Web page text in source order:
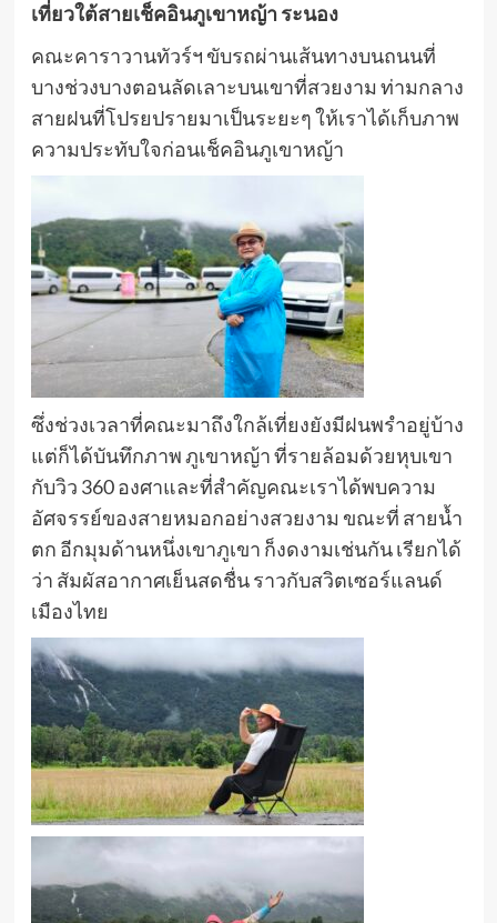
เที่ยวใต้สายเช็คอินภูเขาหญ้า ระนอง
คณะคาราวานทัวร์ฯ ขับรถผ่านเส้นทางบนถนนที่
บางช่วงบางตอนลัดเลาะบนเขาที่สวยงาม ท่ามกลาง
สายฝนที่โปรยปรายมาเป็นระยะๆ ให้เราได้เก็บภาพ
ความประทับใจก่อนเช็คอินภูเขาหญ้า
ซึ่งช่วงเวลาที่คณะมาถึงใกล้เที่ยงยังมีฝนพรำอยู่บ้าง
แต่ก็ได้บันทึกภาพ ภูเขาหญ้า ที่รายล้อมด้วยหุบเขา
กับวิว 360 องศาและที่สำคัญคณะเราได้พบความ
อัศจรรย์ของสายหมอกอย่างสวยงาม ขณะที่ สายน้ำ
ตก อีกมุมด้านหนึ่งเขาภูเขา ก็งดงามเช่นกัน เรียกได้
ว่า สัมผัสอากาศเย็นสดชื่น ราวกับสวิตเซอร์แลนด์
เมืองไทย